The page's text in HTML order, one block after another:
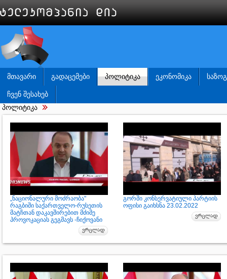
ᲛᲗᲐᲕᲐᲠᲘ ᲒᲐᲓᲐᲪᲔᲛᲔᲑᲘ ᲞᲝᲚᲘᲢᲘᲙᲐ ᲔᲙᲝᲜᲝᲛᲘᲙᲐ
ᲩᲕᲔᲜ ᲨᲔᲡᲐᲮᲔᲑ
პოლიტიკა
„ნაციონალური მოძრაობა"
რაგბიში საქართველო-რუსეთის
მატჩთან დაკავშირებით მძიმე
პროვოკაციას გეგმავს -ჩიქოვანი
გორში კონსერვატიული პარტიის
ოფისი გაიხსნა 23.02.2022